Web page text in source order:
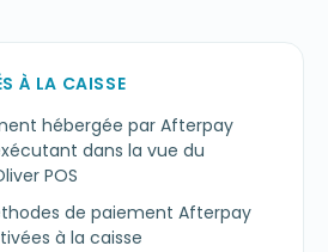
À LA CAISSE
hébergée par Afterpay
dans la vue du
POS
de paiement Afterpay
à la caisse